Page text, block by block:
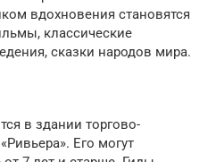
вдохновения становятся
классические
сказки народов мира.
в здании торгово-
Его могут